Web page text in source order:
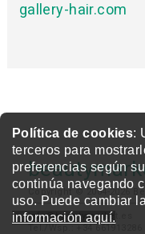
Política de cookies:
terceros para
preferencias según
continúa navegando
uso. Puede cambiar
información aquí.
gallery-hair.com
Copyright © 2004-2026
info@beautymarket.es